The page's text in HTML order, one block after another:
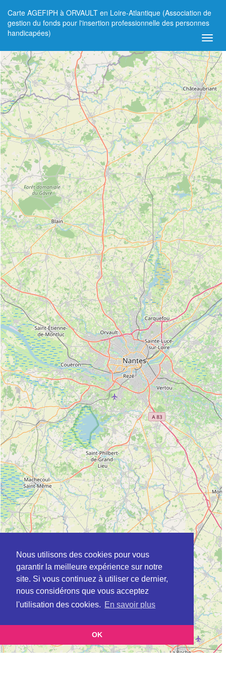
Nous utilisons des cookies pour vous
garantir la meilleure expérience sur notre
site. Si vous continuez à utiliser ce dernier,
nous considérons que vous acceptez
l'utilisation des cookies. En savoir plus
OK
Carte AGEFIPH à ORVAULT en Loire-Atlantique (Association de
gestion du fonds pour l'insertion professionnelle des personnes
handicapées)
+
−